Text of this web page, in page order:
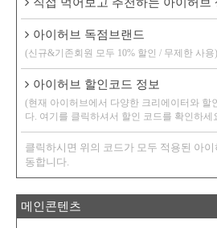
직접 먹어보고 추천하는 아이허브
아이허브 독점브랜드
(신규&기존회원 모두 10% 할인 / 무제한 사용)
아이허브 할인코드 정보
(현재 아이허브에서 다양한 크리에이터와 할
다. 여기를 클릭하셔서 할인 코드를 확인하세
클릭하시면 위의 코드가 모두 적용된 아이
동합니다.
메인콘텐츠